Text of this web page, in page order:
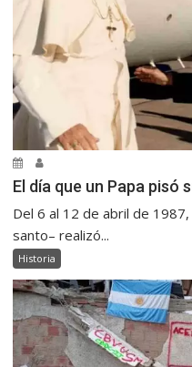
El día que un Papa pisó
Del 6 al 12 de abril de
santo– realizó...
Historia